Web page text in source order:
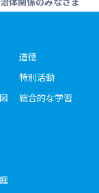
道徳
特別活動
総合的な学習